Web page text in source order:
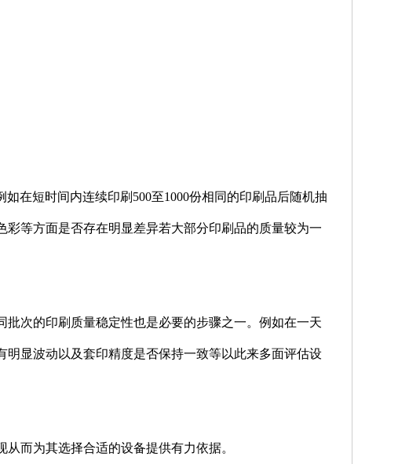
在短时间内连续印刷500至1000份相同的印刷品后随机抽
等方面是否存在明显差异若大部分印刷品的质量较为一
次的印刷质量稳定性也是必要的步骤之一。例如在一天
显波动以及套印精度是否保持一致等以此来多面评估设
而为其选择合适的设备提供有力依据。